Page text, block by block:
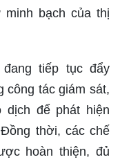
bạch của thị
tiếp tục đẩy
công tác giám sát,
để phát hiện
thời, các chế
hoàn thiện, đủ